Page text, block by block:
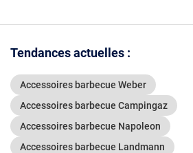
Tendances actuelles :
Accessoires barbecue Weber
Accessoires barbecue Campingaz
Accessoires barbecue Napoleon
Accessoires barbecue Landmann